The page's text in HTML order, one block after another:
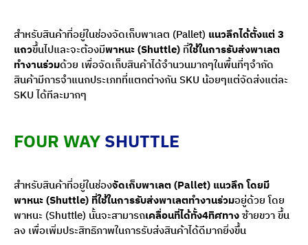
สำหรับสินค้าที่อยู่ในช่องจัดเก็บพาเลต (Pallet) แนวลึกได้ตั้งแต่ 3
แถวขึ้นไปและจะต้องมีพาหนะ (Shuttle) ที่ใช้ในการรับส่งพาเลต
ทำงานร่วมด้วย เพื่อจัดเก็บสินค้าได้จำนวนมากๆในพื้นที่ๆจำกัด
สินค้ามีการจำแนกประเภทที่แตกต่างกัน SKU น้อยๆแต่จัดส่งแต่ละ
SKU ได้ทีละมากๆ
FOUR WAYSHUTTLE
สำหรับสินค้าที่อยู่ในช่องจัดเก็บพาเลต (Pallet) แนวลึก โดยมี
พาหนะ (Shuttle) ที่ใช้ในการรับส่งพาเลตทำงานร่วมอยู่ด้วย โดย
พาหนะ (Shuttle) นั้นจะสามารถเคลื่อนที่ได้ทั้ง4ทิศทางซ้ายขวา ขึ้น
ลง เพื่อเพิ่มประสิทธิภาพในการรับส่งสินค้าได้ดีมากยิ่งขึ้น